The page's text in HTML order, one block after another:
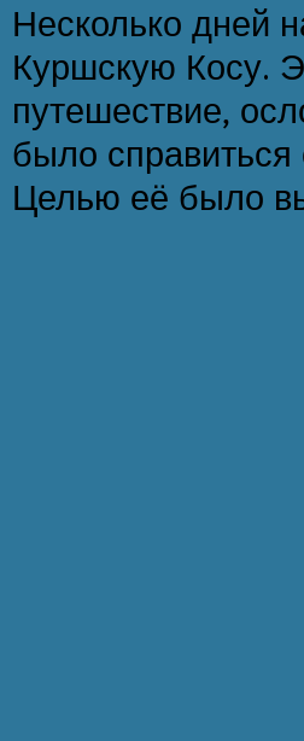
Несколько дней
Куршскую Косу.
путешествие,
было
Целью её было